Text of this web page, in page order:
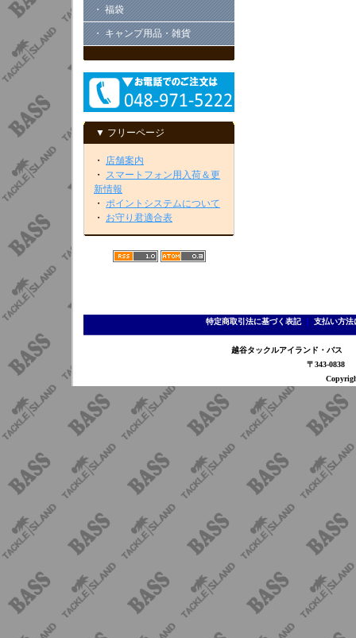
・ 福袋
・ キャンプ用品・雑貨
▼ フリーページ
・ 店舗案内
・ スマートフォン用入荷＆更
新情報
・ ポイントシステムについて
・ お守り君適合表
特定商取引法に基づく表記｜ 支払い方法
越谷タックルアイランド・バ
〒343-0838